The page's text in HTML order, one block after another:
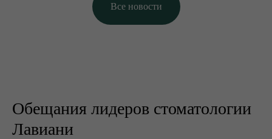
Все новости
Обещания лидеров стоматологии
Лавиани